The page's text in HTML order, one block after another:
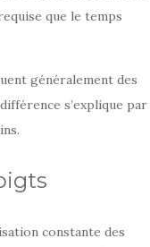
que le temps
généralement des
s’explique par
constante des